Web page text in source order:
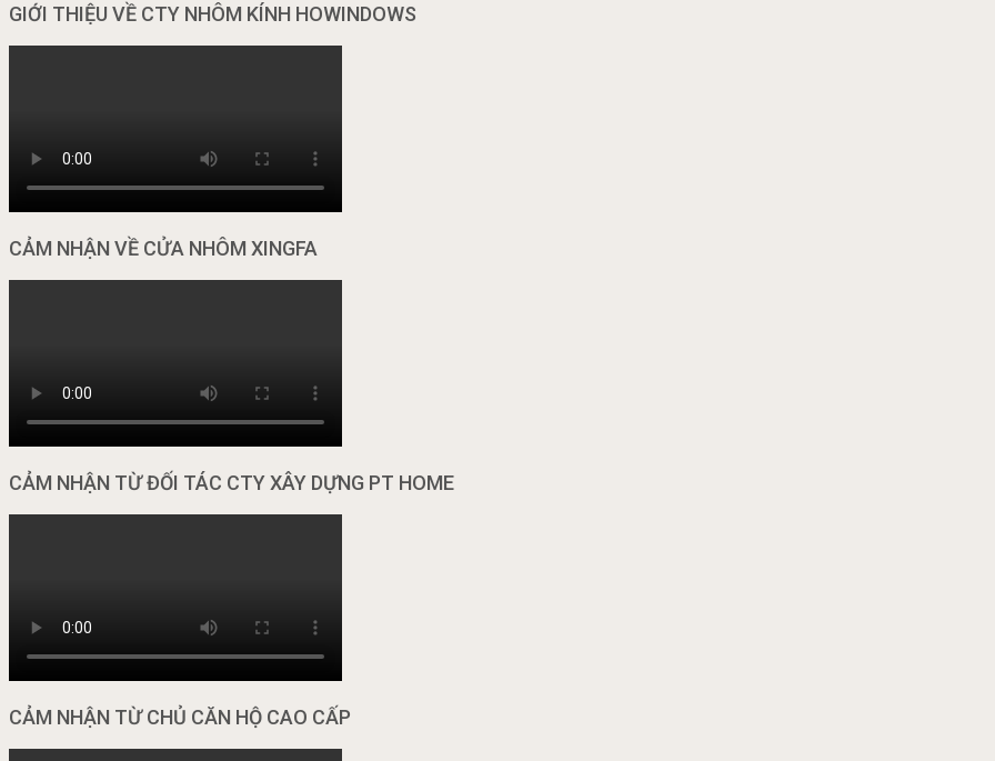
GIỚI THIỆU VỀ CTY NHÔM KÍNH HOWINDOWS
CẢM NHẬN VỀ CỬA NHÔM XINGFA
CẢM NHẬN TỪ ĐỐI TÁC CTY XÂY DỰNG PT HOME
CẢM NHẬN TỪ CHỦ CĂN HỘ CAO CẤP